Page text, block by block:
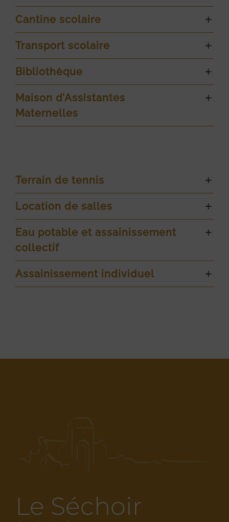
Cantine scolaire
Transport scolaire
Bibliothèque
Maison d’Assistantes
Maternelles
Terrain de tennis
Location de salles
Eau potable et assainissement
collectif
Assainissement individuel
Le Séchoir